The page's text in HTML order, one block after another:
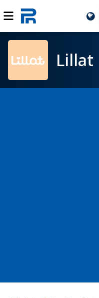
Lillat